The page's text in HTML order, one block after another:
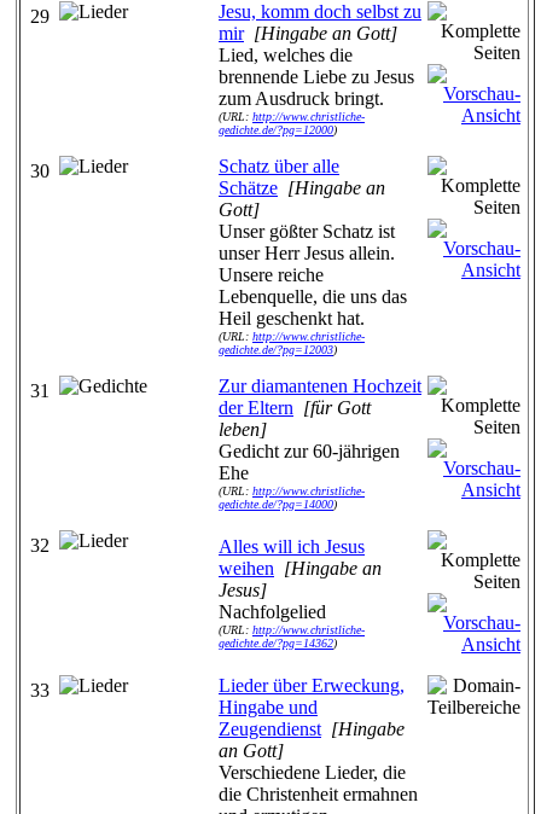
29
Jesu, komm doch selbst zu
mir [Hingabe an Gott]
Lied, welches die
brennende Liebe zu Jesus
zum Ausdruck bringt.
(URL: http://www.christliche-
gedichte.de/?pg=12000)
30
Schatz über alle
Schätze [Hingabe an
Gott]
Unser gößter Schatz ist
unser Herr Jesus allein.
Unsere reiche
Lebenquelle, die uns das
Heil geschenkt hat.
(URL: http://www.christliche-
gedichte.de/?pg=12003)
31
Zur diamantenen Hochzeit
der Eltern [für Gott
leben]
Gedicht zur 60-jährigen
Ehe
(URL: http://www.christliche-
gedichte.de/?pg=14000)
32
Alles will ich Jesus
weihen [Hingabe an
Jesus]
Nachfolgelied
(URL: http://www.christliche-
gedichte.de/?pg=14362)
33
Lieder über Erweckung,
Hingabe und
Zeugendienst [Hingabe
an Gott]
Verschiedene Lieder, die
die Christenheit ermahnen